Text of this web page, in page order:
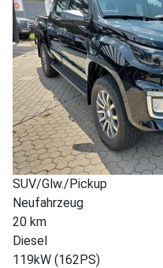
SUV/Glw./Pickup
Neufahrzeug
20 km
Diesel
119kW (162PS)